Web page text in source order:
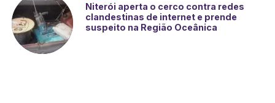
Niterói aperta o cerco contra redes
clandestinas de internet e prende
suspeito na Região Oceânica